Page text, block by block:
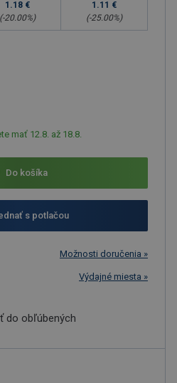
1.18 €
(-20.00%)
1.11 €
(-25.00%)
mať 12.8. až 18.8.
Do košíka
s potlačou
Možnosti doručenia »
Výdajné miesta »
do obľúbených